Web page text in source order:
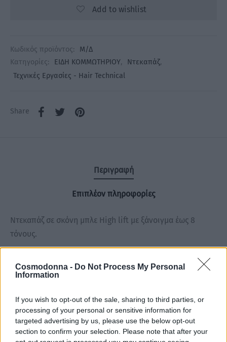
Cosmodonna - Do Not Process My Personal
Information
If you wish to opt-out of the sale, sharing to third parties, or
processing of your personal or sensitive information for
targeted advertising by us, please use the below opt-out
section to confirm your selection. Please note that after your
Add to wishlist
Κωδικός προϊόντος:
Μ/Δ
Κατηγορίες:
ΕΙΔΗ ΚΟΜΜΩΤΗΡΙΟΥ, Ντεκαπάζ,
Τεχνικές Εργασίες - Hair Technical
Share
Περιγραφή
Επιπλέον πληροφορίες
Ντεκαπάζ σε σκόνη μπλε High lift με ξάνοιγμα έως 8
τόνους.
Ιδανικό για τεχνικές μες με αλουμινόχαρτο ,από βάση 4-5
φυσική για πλήρη αποχρωματισμό η μπαλαγιάζ.
μαλλιά μεταξένια απαλά και λαμπερά. Αναμίξετε με το
οξυζενέ 7 vol ,10 vol, 20 vol , 30 vol h 40 vol ανάλογα
πάντα υπολογίζοντας το ξάνοιγμα καθώς και τον χρόνο